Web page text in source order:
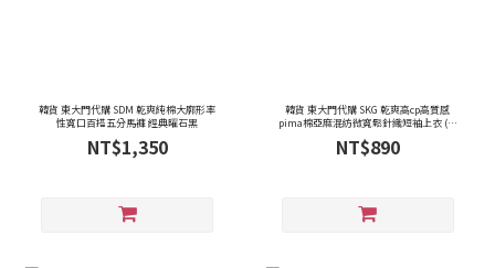
韓貨 東大門代購 SDM 乾爽純棉大廓形率
性寬口百搭五分馬褲 經典曜石黑
NT$1,350
韓貨 東大門代購 SKG 乾爽高cp高質感
pima棉亞麻混紡微寬鬆針織短袖上衣 (經
典黑 / 燕麥米）
NT$890